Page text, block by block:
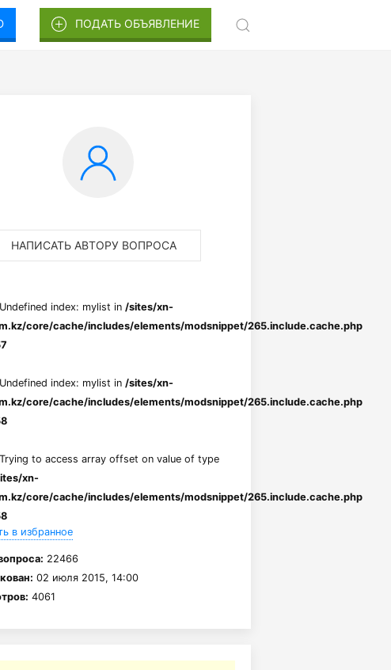
ПОДАТЬ ОБЪЯВЛЕНИЕ
НАПИСАТЬ АВТОРУ ВОПРОСА
index: mylist in /sites/xn-
core/cache/includes/elements/modsnippet/265.include.cache.php
index: mylist in /sites/xn-
core/cache/includes/elements/modsnippet/265.include.cache.php
to access array offset on value of type
xn-
core/cache/includes/elements/modsnippet/265.include.cache.php
в избранное
22466
02 июля 2015, 14:00
4061